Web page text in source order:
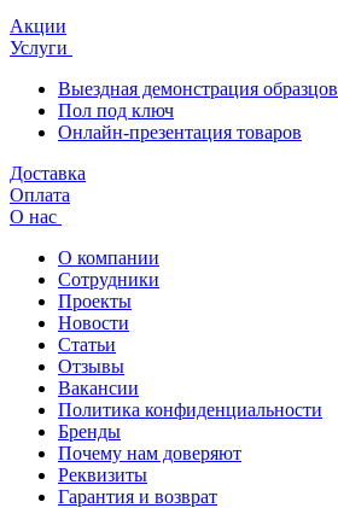
Акции
Услуги
Выездная демонстрация образцов
Пол под ключ
Онлайн-презентация товаров
Доставка
Оплата
О нас
О компании
Сотрудники
Проекты
Новости
Статьи
Отзывы
Вакансии
Политика конфиденциальности
Бренды
Почему нам доверяют
Реквизиты
Гарантия и возврат